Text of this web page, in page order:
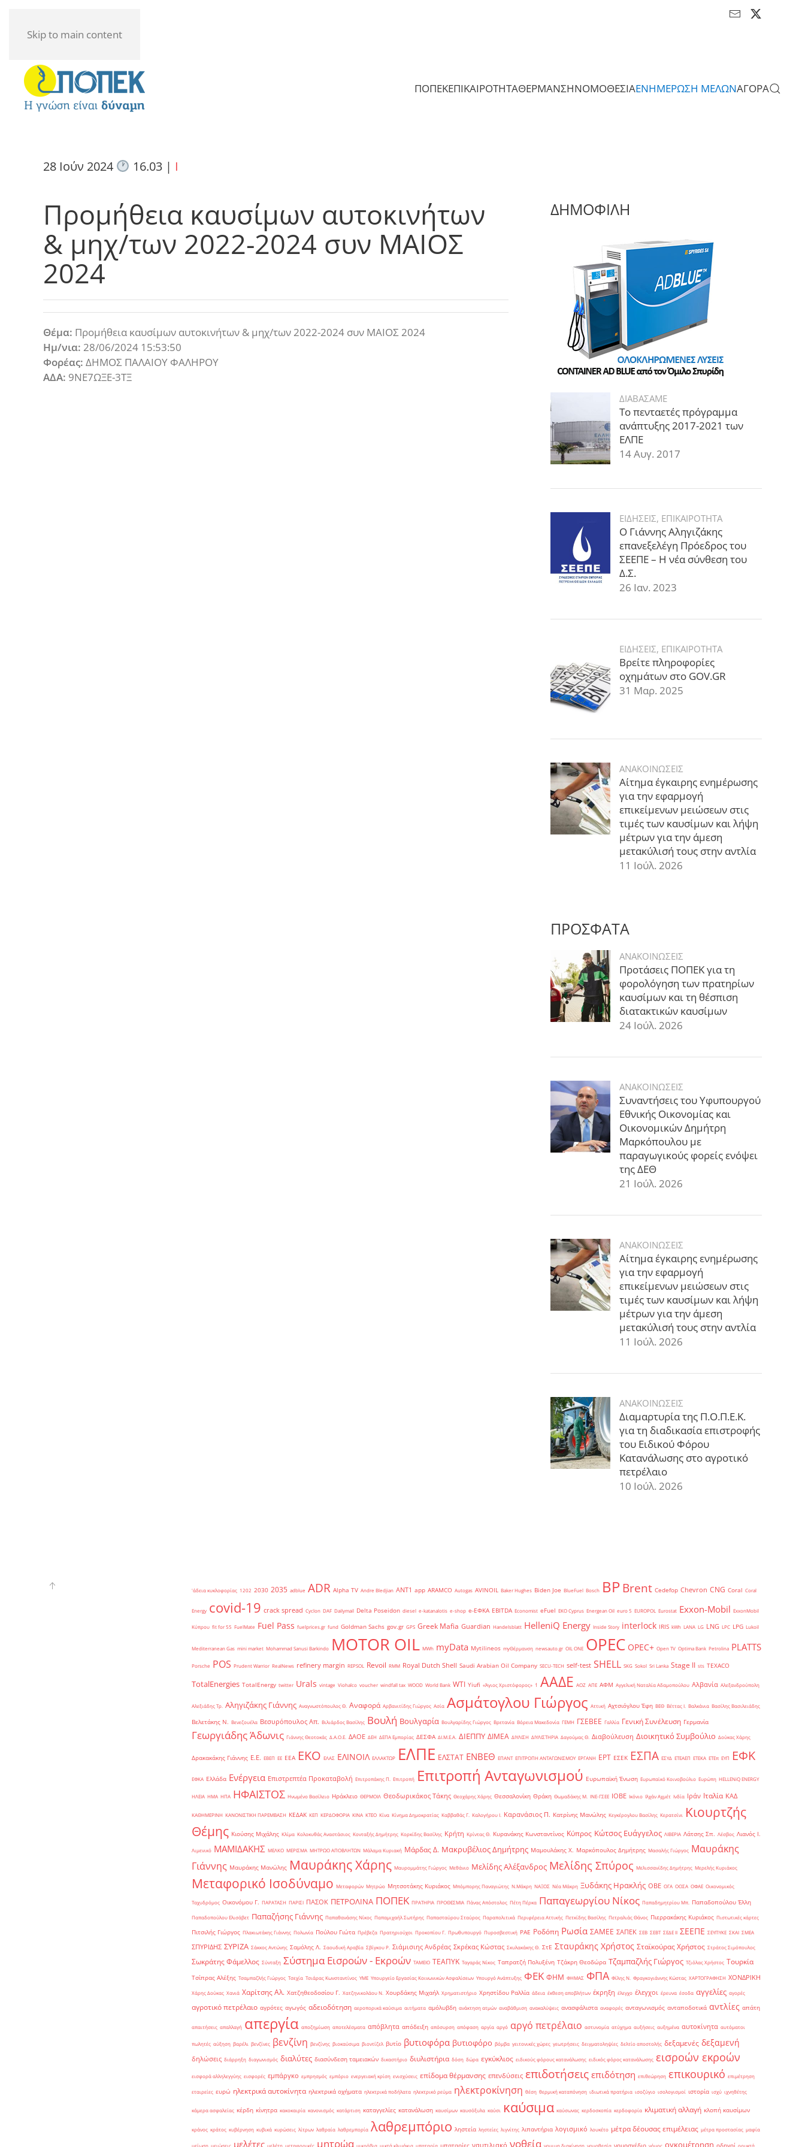
Skip to main content
ΠΟΠΕΚΕΠΙΚΑΙΡΟΤΗΤΑΘΕΡΜΑΝΣΗΝΟΜΟΘΕΣΙΑΕΝΗΜΕΡΩΣΗ ΜΕΛΩΝΑΓΟΡΑ
28 Ιούν 2024 16.03| I
Προμήθεια καυσίμων αυτοκινήτων
& μηχ/των 2022-2024 συν ΜΑΙΟΣ
2024
Θέμα: Προμήθεια καυσίμων αυτοκινήτων & μηχ/των 2022-2024 συν ΜΑΙΟΣ 2024
Ημ/νια: 28/06/2024 15:53:50
Φορέας: ΔΗΜΟΣ ΠΑΛΑΙΟΥ ΦΑΛΗΡΟΥ
ΑΔΑ: 9ΝΕ7ΩΞΕ-3ΤΞ
ΔΗΜΟΦΙΛΗ
ΔΙΑΒΑΣΑΜΕ
Το πενταετές πρόγραμμα
ανάπτυξης 2017-2021 των
ΕΛΠΕ
14 Αυγ. 2017
ΕΙΔΗΣΕΙΣ, ΕΠΙΚΑΙΡΟΤΗΤΑ
Ο Γιάννης Αληγιζάκης
επανεξελέγη Πρόεδρος του
ΣΕΕΠΕ – Η νέα σύνθεση του
Δ.Σ.
26 Ιαν. 2023
ΕΙΔΗΣΕΙΣ, ΕΠΙΚΑΙΡΟΤΗΤΑ
Βρείτε πληροφορίες
οχημάτων στο GOV.GR
31 Μαρ. 2025
ΑΝΑΚΟΙΝΩΣΕΙΣ
Αίτημα έγκαιρης ενημέρωσης
για την εφαρμογή
επικείμενων μειώσεων στις
τιμές των καυσίμων και λήψη
μέτρων για την άμεση
μετακύλισή τους στην αντλία
11 Ιούλ. 2026
ΠΡΟΣΦΑΤΑ
ΑΝΑΚΟΙΝΩΣΕΙΣ
Προτάσεις ΠΟΠΕΚ για τη
φορολόγηση των πρατηρίων
καυσίμων και τη θέσπιση
διατακτικών καυσίμων
24 Ιούλ. 2026
ΑΝΑΚΟΙΝΩΣΕΙΣ
Συναντήσεις του Υφυπουργού
Εθνικής Οικονομίας και
Οικονομικών Δημήτρη
Μαρκόπουλου με
παραγωγικούς φορείς ενόψει
της ΔΕΘ
21 Ιούλ. 2026
ΑΝΑΚΟΙΝΩΣΕΙΣ
Αίτημα έγκαιρης ενημέρωσης
για την εφαρμογή
επικείμενων μειώσεων στις
τιμές των καυσίμων και λήψη
μέτρων για την άμεση
μετακύλισή τους στην αντλία
11 Ιούλ. 2026
ΑΝΑΚΟΙΝΩΣΕΙΣ
Διαμαρτυρία της Π.Ο.Π.Ε.Κ.
για τη διαδικασία επιστροφής
του Ειδικού Φόρου
Κατανάλωσης στο αγροτικό
πετρέλαιο
10 Ιούλ. 2026
'άδεια κυκλοφορίας 1202 2030 2035 adblue ADR Alpha TV Andre Bledjian ANT1 app ARAMCO Autogas AVINOIL Baker Hughes Biden Joe BlueFuel Bosch BPBrent Cedefop Chevron CNG Coral Coral
Energy covid-19 crack spread Cyclon DAF Dailymail Delta Poseidon diesel e-katanalotis e-shop e-ΕΦΚΑ EBITDA Economist eFuel EKO Cyprus Energean Oil euro 5 EUROPOL Eurostat Exxon-Mobil ExxonMobil
Κύπρου fit for 55 FuelMate Fuel Pass fuelprices.gr fund Goldman Sachs gov.gr GPS Greek Mafia Guardian Handelsblatt HelleniQ Energy Inside Story interlock IRIS kWh LANA LG LNG LPC LPG Lukoil
Mediterranean Gas mini market Mohammad Sanusi Barkindo MOTOR OIL MWh myData Mytilineos myΘέρμανση newsauto.gr OIL ONE OPEC OPEC+ Open TV Optima Bank Petrolina PLATTS
Porsche POS Prudent Warrior RealNews refinery margin REPSOL Revoil RMM Royal Dutch Shell Saudi Arabian Oil Company SECU-TECH self-test SHELL SKG Sokol Sri Lanka Stage II sts TEXACO
TotalEnergies TotalEnergy twitter Urals vintage Viohalco voucher windfall tax WOOD World Bank WTI Yiufi «Άγιος Χριστόφορος» ΄1 ΑΑΔΕ ΑΟΖ ΑΠΕ ΑΦΜ Αγγελική Ναταλία Αδαμοπούλου Αλβανία Αλεξανδρούπολη
Αλεξιάδης Τρ. Αληγιζάκης Γιάννης Αναγνωστόπουλος Θ. Αναφορά Αρβανιτίδης Γιώργος Ασία Ασμάτογλου Γιώργος Αττική Αχτσιόγλου Έφη ΒΕΘ Βέττας Ι. Βαλκάνια Βασίλης Βασιλειάδης
Βελετάκης Ν. Βενεζουέλα Βεσυρόπουλος Απ. Βιλιάρδος Βασίλης Βουλή Βουλγαρία Βουλγαρίδης Γιώργος Βρετανία Βόρεια Μακεδονία ΓΕΜΗ ΓΣΕΒΕΕ Γαλλία Γενική Συνέλευση Γερμανία
Γεωργιάδης Άδωνις Γιάννης Θεοτοκάς Δ.Α.Ο.Ε. ΔΑΟΕ ΔΕΗ ΔΕΠΑ Εμπορίας ΔΕΣΦΑ ΔΙ.Μ.Ε.Α. ΔΙΕΠΠΥ ΔΙΜΕΑ ΔΙΥΛΙΣΗ ΔΙΥΛΙΣΤΗΡΙΑ Δαγούμας Θ. Διαβούλευση Διοικητικό Συμβούλιο Δούκας Χάρης
Δρακακάκης Γιάννης Ε.Ε. ΕΒΕΠ ΕΕ ΕΕΑ ΕΚΟ ΕΛΑΣ ΕΛΙΝΟΙΛ ΕΛΛΑΚΤΩΡ ΕΛΠΕ ΕΛΣΤΑΤ ΕΝΒΕΘ ΕΠΑΝΤ ΕΠΙΤΡΟΠΗ ΑΝΤΑΓΩΝΙΣΜΟΥ ΕΡΓΑΝΗ ΕΡΤ ΕΣΕΚ ΕΣΠΑ ΕΣΥΔ ΕΤΕΑΕΠ ΕΤΕΚΑ ΕΤΕπ ΕΥΠ ΕΦΚ
ΕΦΚΑ Ελλάδα Ενέργεια Επιστρεπτέα Προκαταβολή Επιτροπάκης Π. Επιτροπή Επιτροπή Ανταγωνισμού Ευρωπαϊκή Ένωση Ευρωπαϊκό Κοινοβούλιο Ευρώπη ΗELLENiQ ENERGY
ΗΛΕΙΑ ΗΜΑ ΗΠΑ ΗΦΑΙΣΤΟΣ Ηνωμένο Βασίλειο Ηράκλειο ΘΕΡΜΟΙΛ Θεοδωρικάκος Τάκης Θεοχάρης Χάρης Θεσσαλονίκη Θράκη Θωμαδάκης Μ. ΙΝΕ-ΓΣΕΕ ΙΟΒΕ Ικόνιο Ιλχάν Αχμέτ Ινδία Ιράν Ιταλία ΚΑΔ
ΚΑΘΗΜΕΡΙΝΗ ΚΑΝΟΝΙΣΤΙΚΗ ΠΑΡΕΜΒΑΣΗ ΚΕΔΑΚ ΚΕΠ ΚΕΡΔΟΦΟΡΙΑ ΚΙΝΑ ΚΤΕΟ Κίνα Κίνημα Δημοκρατίας Καββαθάς Γ. Καλογήρου Ι. Καρανάσιος Π. Κατρίνης Μανώλης Κεγκέρογλου Βασίλης Κερατσίνι
Κιουρτζής
Θέμης Κιούσης Μιχάλης Κλίμα Κολοκυθάς Αναστάσιος Κονταξής Δημήτρης Κορκίδης Βασίλης Κρήτη Κρίντας Θ. Κυρανάκης Κωνσταντίνος Κύπρος Κώτσος Ευάγγελος ΛΙΒΕΡΙΑ Λάτσης Σπ. Λέσβος Λιανός Ι.
Λιμενικό ΜΑΜΙΔΑΚΗΣ ΜΕΛΚΟ ΜΕΡΙΣΜΑ ΜΗΤΡΩΟ ΑΠΟΒΛΗΤΩΝ Μάλαμα Κυριακή Μάρδας Δ. Μακρυβέλιος Δημήτρης Μαμουλάκης Χ. Μαρκόπουλος Δημήτρης Μασαλής Γιώργος Μαυράκης
Γιάννης Μαυράκης Μανώλης Μαυράκης Χάρης Μαυρομμάτης Γιώργος Μεθάνιο Μελίδης Αλέξανδρος Μελίδης Σπύρος Μελισσανίδης Δημήτρης Μερελής Κυριάκος
Μεταφορικό Ισοδύναμο Μεταφορών Μητρώο Μητσοτάκης Κυριάκος Μπόμπορης Παναγιώτης Ν.Μάκρη ΝΑΞΟΣ Νέα Μάκρη Ξυδάκης Ηρακλής ΟΒΕ ΟΓΑ ΟΟΣΑ ΟΦΑΕ Οικονομικός
Ταχυδρόμος Οικονόμου Γ. ΠΑΡΑΤΑΣΗ ΠΑΡΙΣΙ ΠΑΣΟΚ ΠΕΤΡΟΛΙΝΑ ΠΟΠΕΚ ΠΡΑΤΗΡΙΑ ΠΡΟΘΕΣΜΙΑ Πάνας Απόστολος Πέτη Πέρκα Παπαγεωργίου Νίκος Παπαδημητρίου Μπ. Παπαδοπούλου Έλλη
Παπαδοπούλου Ελισάβετ Παπαζήσης Γιάννης Παπαθανάσης Νίκος Παπαμιχαήλ Σωτήρης Παπασταύρου Σταύρος Παραπολιτικά Περιφέρεια Αττικής Πετκίδης Βασίλης Πετραλιάς Θάνος Πιερρακάκης Κυριάκος Πιστωτικές κάρτες
Πιτσιλής Γιώργος Πλακιωτάκης Γιάννης Πολωνία Πούλου Γιώτα Πρέβεζα Πρατηριούχοι Προκοπίου Γ. Πρωθυπουργό Πυροσβεστική ΡΑΕ Ροδόπη Ρωσία ΣΑΜΕΕ ΣΑΠΕΚ ΣΕΒ ΣΕΒΤ ΣΕΔΕ ΙΙ ΣΕΕΠΕ ΣΕΥΠΥΚΕ ΣΚΑΙ ΣΜΕΑ
ΣΠΥΡΙΔΗΣ ΣΥΡΙΖΑ Σάκκος Αντώνης Σαμόλης Λ. Σαουδική Αραβία Σβίγκου Ρ. Σιάμισιης Ανδρέας Σκρέκας Κώστας Σκυλακάκης Θ. ΣτΕ Σταυράκης Χρήστος Σταϊκούρας Χρήστος Στράτος Σιμόπουλος
Σωκράτης Φάμελλος Σύνταξη Σύστημα Εισροών - Εκροών ΤΑΜΕΙΟ ΤΕΑΠΥΚ Ταγαράς Νίκος Ταπρατζή Πολυξένη Τζάκρη Θεοδώρα Τζαμπαζλής Γιώργος Τζιόλας Χρήστος Τουρκία
Τσίπρας Αλέξης Τσαμπαζλής Γιώργος Τσεχία Τσιάρας Κωνσταντίνος ΥΜΕ Υπουργείο Εργασίας Κοινωνικών Ασφαλίσεων Υπουργό Ανάπτυξης ΦΕΚ ΦΗΜ ΦΗΜΑΣ ΦΠΑ Φίλης Ν. Φραγκογιάννης Κώστας ΧΑΡΤΟΓΡΑΦΗΣΗ ΧΟΝΔΡΙΚΗ
Χάρης Δούκας Χανιά Χαρίτσης Αλ. Χατζηθεοδοσίου Γ. Χατζηνικολάου Ν. Χουρδάκης Μιχαήλ Χρηματιστήριο Χρηστίδου Ραλλία άδεια έκθεση αποβλήτων έκρηξη έλεγχο έλεγχοι έρευνα έσοδα αγγελίες αγορές
αγροτικό πετρέλαιο αγρότες αγωγός αδειοδότηση αεροπορικά καύσιμα αιτήματα αμόλυβδη ανάκτηση ατμών αναβάθμιση ανακαλύψεις ανασφάλιστα αναφορές ανταγωνισμός ανταποδοτικά αντλίες απάτη
απαιτήσεις απαλλαγή απεργία αποζημίωση αποτελέσματα απόβλητα απόδειξη απόσυρση απόφαση αργία αργό αργό πετρέλαιο αστυνομία ατύχημα αυξήσεις αυξημένα αυτοκίνητα αυτόματοι
πωλητές αύξηση βαρέλι βενζίνες βενζίνη βενζίνης βιοκαύσιμα βιοντίζελ βυτίο βυτιοφόρα βυτιοφόρο βόμβα γειτονικές χώρες γεωτρήσεις δειγματοληψίες δελτίο αποστολής δεξαμενές δεξαμενή
δηλώσεις διάρρηξη διαγωνισμός διαλύτες διασύνδεση ταμειακών δικαστήριο διυλιστήρια δόση δώρα εγκύκλιος ειδικούς φόρους κατανάλωσης ειδικός φόρος κατανάλωσης εισροών εκροών
εισφορά αλληλεγγύης εισφορές εμπάργκο εμπρησμός εμπόριο ενεργειακή κρίση ενισχύσεις επίδομα θέρμανσης επενδύσεις επιδοτήσεις επιδότηση επιθεώρηση επικουρικό επιμέτρηση
εταιρείες ευρώ ηλεκτρικά αυτοκίνητα ηλεκτρικά οχήματα ηλεκτρικά ποδήλατα ηλεκτρικό ρεύμα ηλεκτροκίνηση θέση θερμική καταπόνηση ιδιωτικά πρατήρια ισοζύγιο ισολογισμοί ιστορία ισχύ ιχνηθέτης
κάμερα ασφαλείας κέρδη κίνητρα κακοκαιρία κανονισμός κατάρτιση καταγγελίες κατανάλωση καυσίμων καυσόξυλα καύσι καύσιμα καύσωνας κερδοσκοπία κερδοφορία κλιματική αλλαγή κλοπή καυσίμων
κράνος κράτος κυβέρνηση κυβικά κυρώσεις λίτρων λαθραία λαθρεμπορία λαθρεμπόριο ληστεία ληστείες λιγνίτης λιπαντήρια λογισμικό λουκέτο μέτρα δέουσας επιμέλειας μέτρα προστασίας μαφία
μείωση μειώσεις μελέτες μελέτη μεταφορικές μητρώα μικρόβια μικτά κλιμάκια μπαταρία ναυτιλιακό νοθεία νομιμη διακίνηση νομοθεσία νόμος ογκομέτρηση ορυκτά